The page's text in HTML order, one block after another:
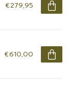
€279,95
€610,00